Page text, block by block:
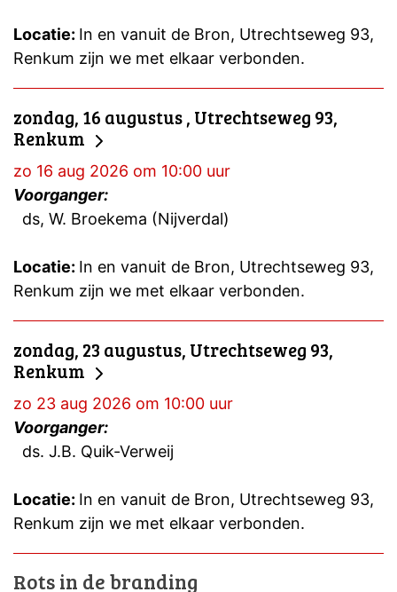
Locatie: In en vanuit de Bron, Utrechtseweg 93,
Renkum zijn we met elkaar verbonden.
zondag, 16 augustus , Utrechtseweg 93,
Renkum
zo 16 aug 2026 om 10:00 uur
Voorganger:
ds, W. Broekema (Nijverdal)
Locatie: In en vanuit de Bron, Utrechtseweg 93,
Renkum zijn we met elkaar verbonden.
zondag, 23 augustus, Utrechtseweg 93,
Renkum
zo 23 aug 2026 om 10:00 uur
Voorganger:
ds. J.B. Quik-Verweij
Locatie: In en vanuit de Bron, Utrechtseweg 93,
Renkum zijn we met elkaar verbonden.
Rots in de branding